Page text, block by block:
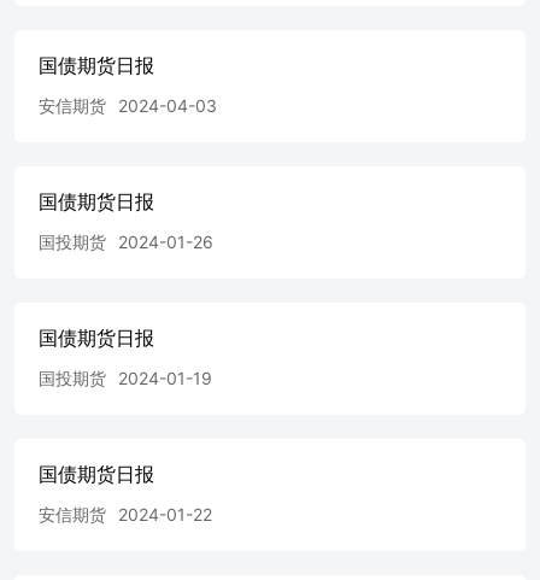
国债期货日报
安信期货 2024-04-03
国债期货日报
国投期货 2024-01-26
国债期货日报
国投期货 2024-01-19
国债期货日报
安信期货 2024-01-22